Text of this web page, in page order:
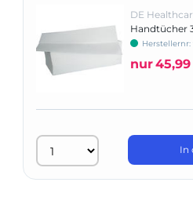
DE
Handtücher
Herstellernr:
nur
In